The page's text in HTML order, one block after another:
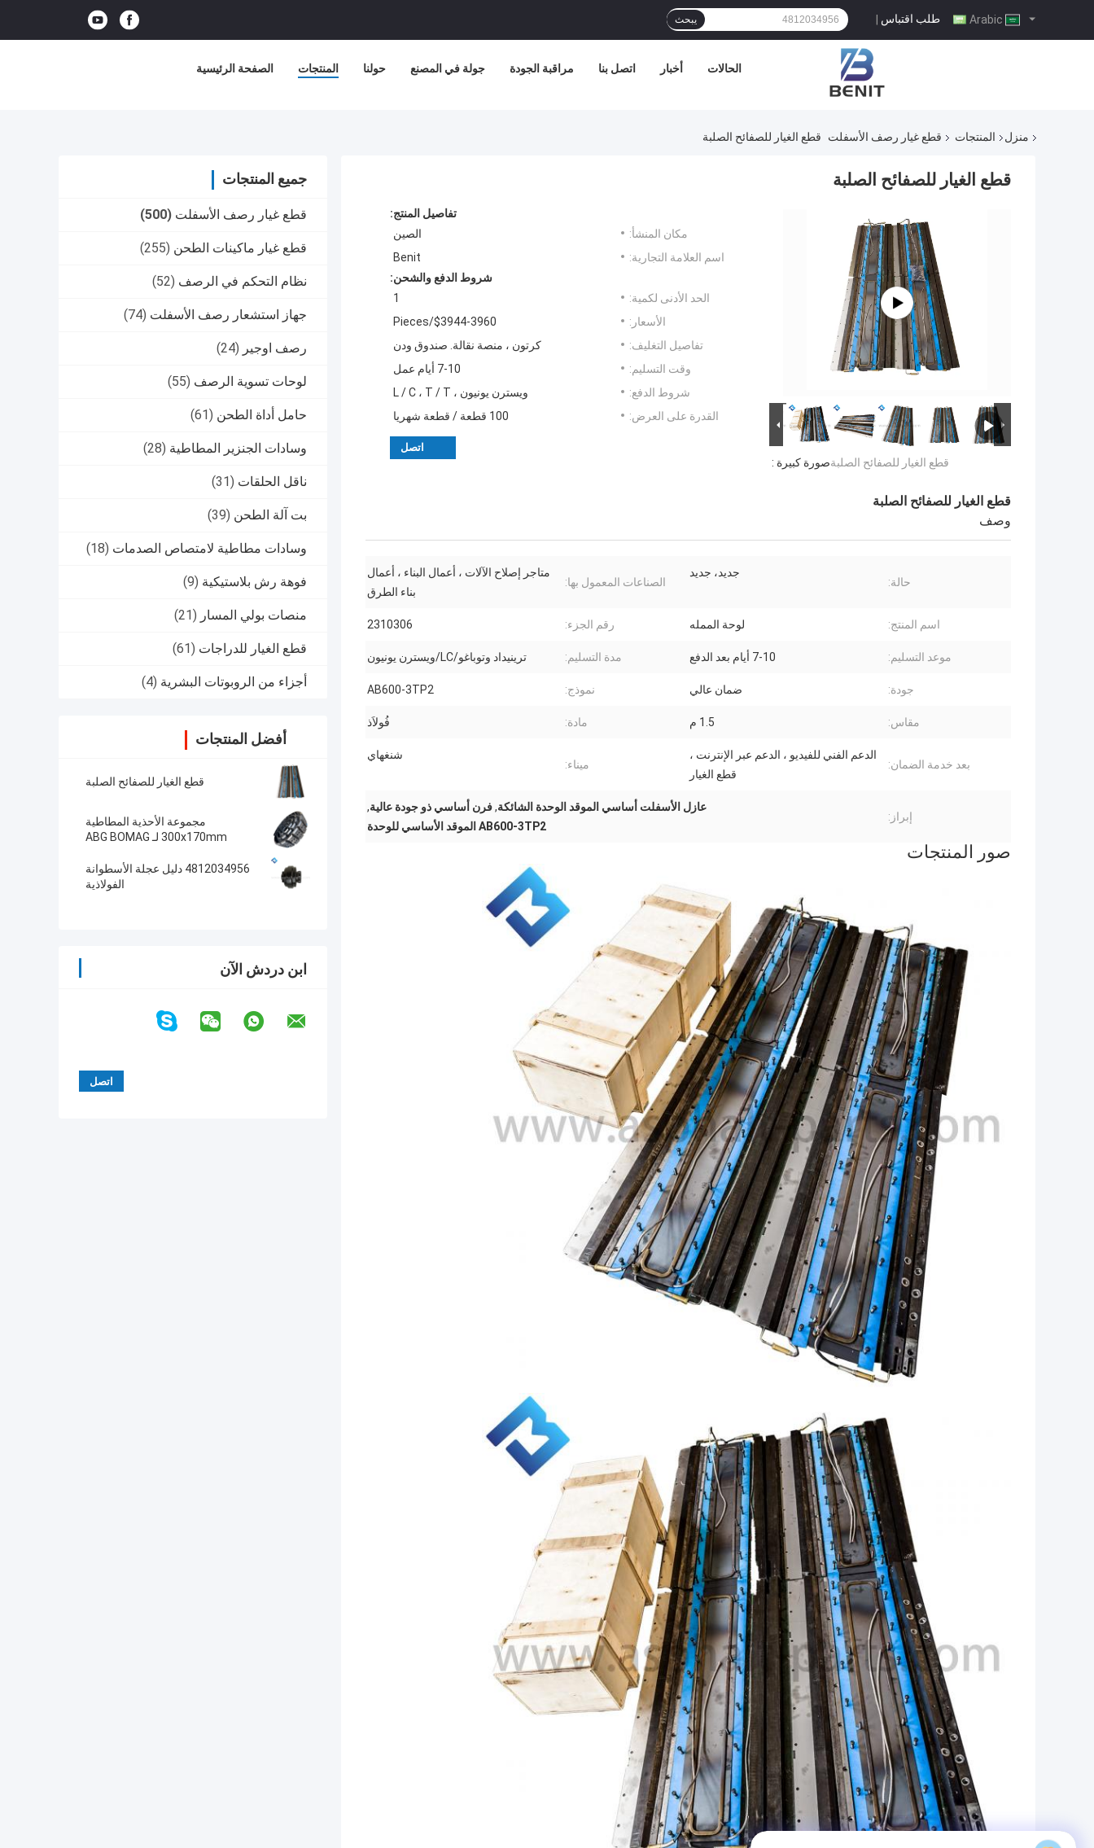
طلب اقتباس | يبحث
الصفحة الرئيسية المنتجات حولنا جولة في المصنع مراقبة الجودة اتصل بنا أخبار الحالات
منزل المنتجات قطع غيار رصف الأسفلت قطع الغيار للصفائح الصلبة
جميع المنتجات
قطع غيار رصف الأسفلت (500)
قطع غيار ماكينات الطحن (255)
نظام التحكم في الرصف (52)
جهاز استشعار رصف الأسفلت (74)
رصف اوجير (24)
لوحات تسوية الرصف (55)
حامل أداة الطحن (61)
وسادات الجنزير المطاطية (28)
ناقل الحلقات (31)
بت آلة الطحن (39)
وسادات مطاطية لامتصاص الصدمات (18)
فوهة رش بلاستيكية (9)
منصات بولي المسار (21)
قطع الغيار للدراجات (61)
أجزاء من الروبوتات البشرية (4)
أفضل المنتجات
قطع الغيار للصفائح الصلبة
مجموعة الأحذية المطاطية
300x170mm لـ ABG BOMAG
4812034956 دليل عجلة الأسطوانة
الفولاذية
ابن دردش الآن
قطع الغيار للصفائح الصلبة
صورة كبيرة :قطع الغيار للصفائح الصلبة
تفاصيل المنتج:
مكان المنشأ:
الصين
اسم العلامة التجارية:
Benit
شروط الدفع والشحن:
الحد الأدنى لكمية:
1
الأسعار:
$3944-3960/Pieces
تفاصيل التغليف:
كرتون ، منصة نقالة. صندوق ودن
وقت التسليم:
7-10 أيام عمل
شروط الدفع:
ويسترن يونيون ، L / C ، T / T
القدرة على العرض:
100 قطعة / قطعة شهريا
اتصل
قطع الغيار للصفائح الصلبة
وصف
حالة:
جديد، جديد
الصناعات المعمول بها:
متاجر إصلاح الآلات ، أعمال البناء ، أعمال
بناء الطرق
اسم المنتج: لوحة الممله رقم الجزء: 2310306
موعد التسليم: 7-10 أيام بعد الدفع مدة التسليم: ترينيداد وتوباغو/LC/ويسترن يونيون
جودة: ضمان عالي نموذج: AB600-3TP2
مقاس: 1.5 م مادة: فُولاَذ
بعد خدمة الضمان:
الدعم الفني للفيديو ، الدعم عبر الإنترنت ،
قطع الغيار
ميناء:
شنغهاي
إبراز:
عازل الأسفلت أساسي الموقد الوحدة الشائكة,فرن أساسي ذو جودة عالية,
AB600-3TP2 الموقد الأساسي للوحدة
صور المنتجات